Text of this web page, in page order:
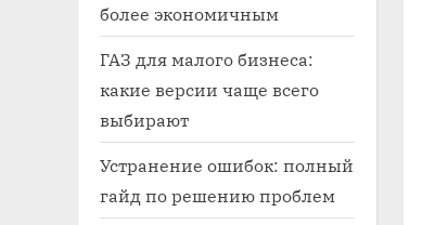
более экономичным
ГАЗ для малого бизнеса:
какие версии чаще всего
выбирают
Устранение ошибок: полный
гайд по решению проблем